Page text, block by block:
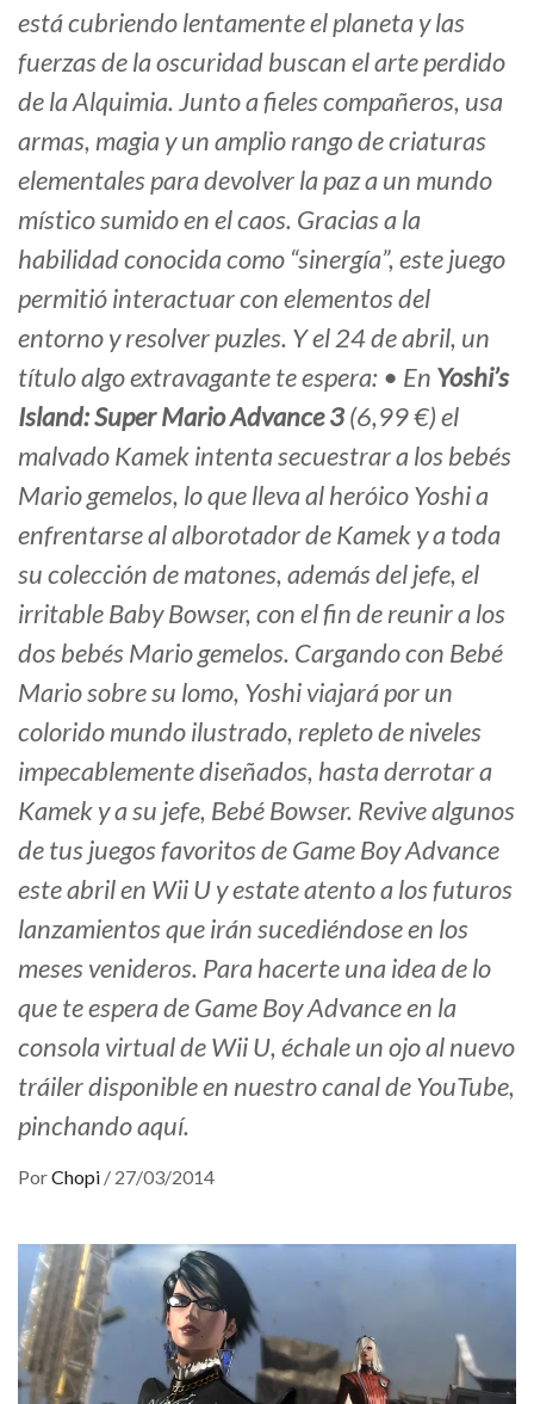
está cubriendo lentamente el planeta y las
fuerzas de la oscuridad buscan el arte perdido
de la Alquimia. Junto a fieles compañeros, usa
armas, magia y un amplio rango de criaturas
elementales para devolver la paz a un mundo
místico sumido en el caos. Gracias a la
habilidad conocida como “sinergía”, este juego
permitió interactuar con elementos del
entorno y resolver puzles. Y el 24 de abril, un
título algo extravagante te espera: • En Yoshi’s
Island: Super Mario Advance 3(6,99 €) el
malvado Kamek intenta secuestrar a los bebés
Mario gemelos, lo que lleva al heróico Yoshi a
enfrentarse al alborotador de Kamek y a toda
su colección de matones, además del jefe, el
irritable Baby Bowser, con el fin de reunir a los
dos bebés Mario gemelos. Cargando con Bebé
Mario sobre su lomo, Yoshi viajará por un
colorido mundo ilustrado, repleto de niveles
impecablemente diseñados, hasta derrotar a
Kamek y a su jefe, Bebé Bowser. Revive algunos
de tus juegos favoritos de Game Boy Advance
este abril en Wii U y estate atento a los futuros
lanzamientos que irán sucediéndose en los
meses venideros. Para hacerte una idea de lo
que te espera de Game Boy Advance en la
consola virtual de Wii U, échale un ojo al nuevo
tráiler disponible en nuestro canal de YouTube,
pinchando aquí.
PorChopi / 27/03/2014